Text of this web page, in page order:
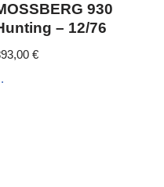
930
– 12/76
€